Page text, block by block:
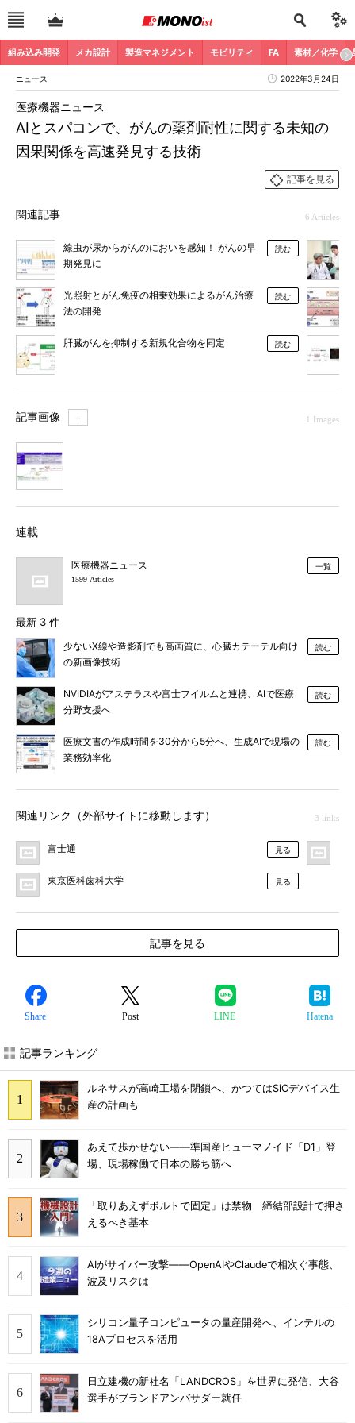
組み込み開発 メカ設計 製造マネジメント モビリティ FA 素材／化学
ニュース 2022年3月24日
AIとスパコンで、がんの薬剤耐性に関する未知の
因果関係を高速発見する技術
医療機器ニュース
記事を見る
関連記事 6 Articles
線虫が尿からがんのにおいを感知！ がんの早
期発見に
読む
光照射とがん免疫の相乗効果によるがん治療
法の開発
読む
肝臓がんを抑制する新規化合物を同定 読む
記事画像 ＋ 1 Images
連載
医療機器ニュース
1599 Articles
一覧
最新 3 件
少ないX線や造影剤でも高画質に、心臓カテーテル向け
の新画像技術
読む
NVIDIAがアステラスや富士フイルムと連携、AIで医療
分野支援へ
読む
医療文書の作成時間を30分から5分へ、生成AIで現場の
業務効率化
読む
関連リンク（外部サイトに移動します） 3 links
富士通 見る
東京医科歯科大学 見る
記事を見る
Share Post LINE Hatena
記事ランキング
ルネサスが高崎工場を閉鎖へ、かつてはSiCデバイス生
産の計画も
あえて歩かせない――準国産ヒューマノイド「D1」登
場、現場稼働で日本の勝ち筋へ
「取りあえずボルトで固定」は禁物 締結部設計で押さ
えるべき基本
AIがサイバー攻撃――OpenAIやClaudeで相次ぐ事態、
波及リスクは
シリコン量子コンピュータの量産開発へ、インテルの
18Aプロセスを活用
日立建機の新社名「LANDCROS」を世界に発信、大谷
選手がブランドアンバサダー就任